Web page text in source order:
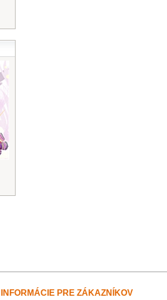
INFORMÁCIE PRE ZÁKAZNÍKOV